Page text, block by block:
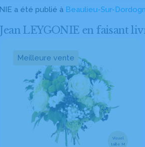
a été publié à Beaulieu-Sur-
LEYGONIE en faisant
Meilleure vente
Visuel
taille M